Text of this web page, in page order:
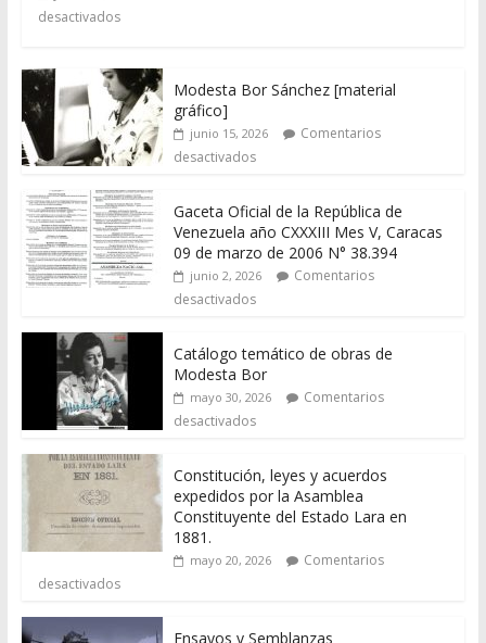
desactivados
Modesta Bor Sánchez [material
gráfico]
junio 15, 2026
Comentarios
desactivados
Gaceta Oficial de la República de
Venezuela año CXXXIII Mes V, Caracas
09 de marzo de 2006 N° 38.394
junio 2, 2026
Comentarios
desactivados
Catálogo temático de obras de
Modesta Bor
mayo 30, 2026
Comentarios
desactivados
Constitución, leyes y acuerdos
expedidos por la Asamblea
Constituyente del Estado Lara en
1881.
mayo 20, 2026
Comentarios
desactivados
Ensayos y Semblanzas